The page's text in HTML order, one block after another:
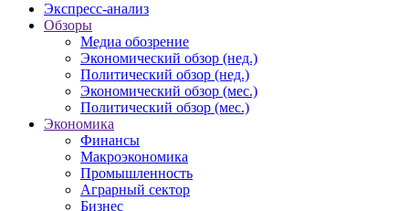
Экспресс-анализ
Обзоры
Медиа обозрение
Экономический обзор (нед.)
Политический обзор (нед.)
Экономический обзор (мес.)
Политический обзор (мес.)
Экономика
Финансы
Макроэкономика
Промышленность
Аграрный сектор
Бизнес